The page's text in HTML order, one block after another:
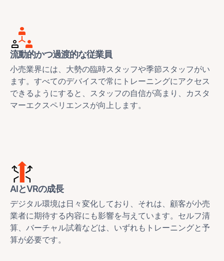
流動的かつ過渡的な従業員
小売業界には、大勢の臨時スタッフや季節スタッフがい
ます。すべてのデバイスで常にトレーニングにアクセス
できるようにすると、スタッフの自信が高まり、カスタ
マーエクスペリエンスが向上します。
AIとVRの成長
デジタル環境は日々変化しており、それは、顧客が小売
業者に期待する内容にも影響を与えています。セルフ清
算、バーチャル試着などは、いずれもトレーニングと予
算が必要です。